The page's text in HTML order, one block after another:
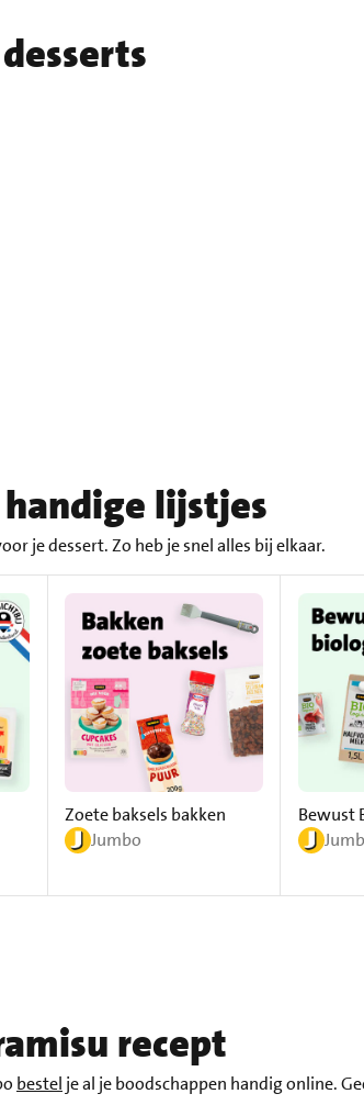
lijstjes
je dessert. Zo heb je snel alles bij elkaar.
Zoete baksels bakken
Jumbo
Bewust
recept
bestel je al je boodschappen handig online.